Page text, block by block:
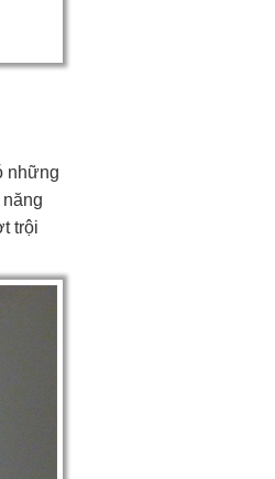
những
trội